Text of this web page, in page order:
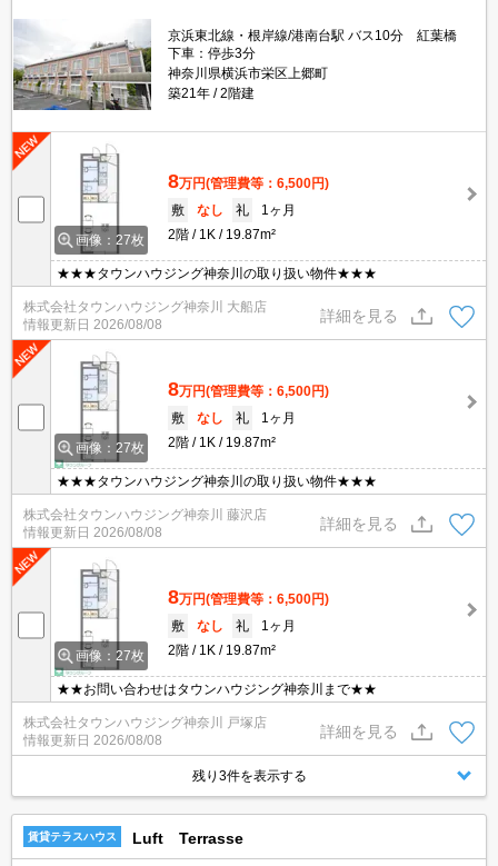
京浜東北線・根岸線/港南台駅 バス10分 紅葉橋
下車：停歩3分
神奈川県横浜市栄区上郷町
築21年
2階建
画像：27枚
8万円(管理費等：6,500円)
敷
なし 礼
1ヶ月
2階
1K 19.87m²
★★★タウンハウジング神奈川の取り扱い物件★★★
株式会社タウンハウジング神奈川 大船店
情報更新日 2026/08/08
詳細を見る
画像：27枚
8万円(管理費等：6,500円)
敷
なし 礼
1ヶ月
2階
1K 19.87m²
★★★タウンハウジング神奈川の取り扱い物件★★★
株式会社タウンハウジング神奈川 藤沢店
情報更新日 2026/08/08
詳細を見る
画像：27枚
8万円(管理費等：6,500円)
敷
なし 礼
1ヶ月
2階
1K 19.87m²
★★お問い合わせはタウンハウジング神奈川まで★★
株式会社タウンハウジング神奈川 戸塚店
情報更新日 2026/08/08
詳細を見る
残り3件を表示する
賃貸テラスハウス Luft Terrasse